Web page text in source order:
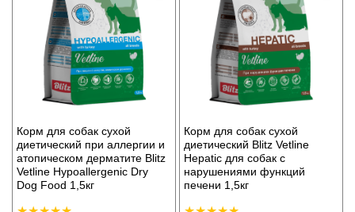
Корм для собак сухой
диетический при аллергии и
атопическом дерматите Blitz
Vetline Hypoallergenic Dry
Dog Food 1,5кг
Корм для собак сухой
диетический Blitz Vetline
Hepatic для собак с
нарушениями функций
печени 1,5кг